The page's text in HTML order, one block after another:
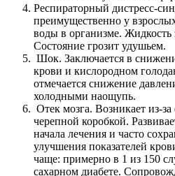
Респираторный дистресс-
преимущественно у
воды в организме. Жидкость
Состояние грозит удушьем.
Шок. Заключается в
крови и кислородном
отмечается снижение
холодными наощупь.
Отек мозга. Возникает из-
черепной коробкой.
начала лечения и часто
улучшения показателей
чаще: примерно в 1 из 150
сахарном диабете.